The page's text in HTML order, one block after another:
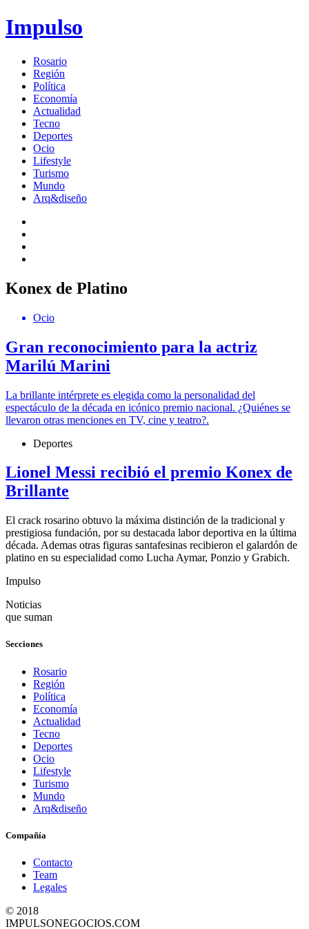
Impulso
Rosario
Región
Política
Economía
Actualidad
Tecno
Deportes
Ocio
Lifestyle
Turismo
Mundo
Arq&diseño
Konex de Platino
Ocio
Gran reconocimiento para la actriz
Marilú Marini
La brillante intérprete es elegida como la personalidad del
espectáculo de la década en icónico premio nacional. ¿Quiénes se
llevaron otras menciones en TV, cine y teatro?.
Deportes
Lionel Messi recibió el premio Konex de
Brillante
El crack rosarino obtuvo la máxima distinción de la tradicional y
prestigiosa fundación, por su destacada labor deportiva en la última
década. Ademas otras figuras santafesinas recibieron el galardón de
platino en su especialidad como Lucha Aymar, Ponzio y Grabich.
Impulso
Noticias
que suman
Secciones
Rosario
Región
Política
Economía
Actualidad
Tecno
Deportes
Ocio
Lifestyle
Turismo
Mundo
Arq&diseño
Compañía
Contacto
Team
Legales
© 2018
IMPULSONEGOCIOS.COM